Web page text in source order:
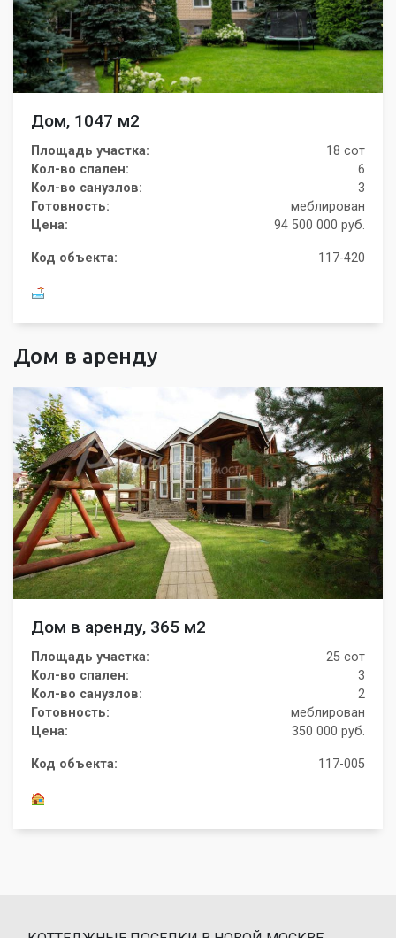
Дом, 1047 м2
Площадь участка:
18 сот
Кол-во спален:
6
Кол-во санузлов:
3
Готовность:
меблирован
Цена:
94 500 000 руб.
Код объекта: 117-420
Дом в аренду
Дом в аренду, 365 м2
Площадь участка:
25 сот
Кол-во спален:
3
Кол-во санузлов:
2
Готовность:
меблирован
Цена:
350 000 руб.
Код объекта: 117-005